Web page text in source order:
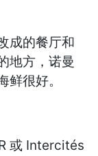
成的餐厅和
地方，诺曼
很好。
或 Intercités